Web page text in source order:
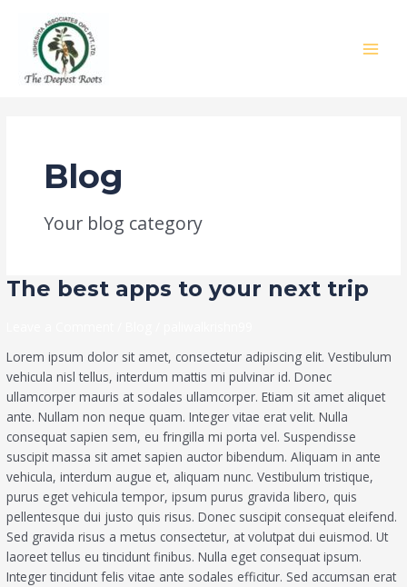
content
Blog
Your blog category
The best apps to your next trip
Lorem ipsum dolor sit amet, consectetur adipiscing elit. Vestibulum
vehicula nisl tellus, interdum mattis mi pulvinar id. Donec
ullamcorper mauris at sodales ullamcorper. Etiam sit amet aliquet
ante. Nullam non neque quam. Integer vitae erat velit. Nulla
consequat sapien sem, eu fringilla mi porta vel. Suspendisse
suscipit massa sit amet sapien auctor bibendum. Aliquam in ante
vehicula, interdum augue et, aliquam nunc. Vestibulum tristique,
purus eget vehicula tempor, ipsum purus gravida libero, quis
pellentesque dui justo quis risus. Donec suscipit consequat eleifend.
Sed gravida risus a metus consectetur, at volutpat dui euismod. Ut
laoreet tellus eu tincidunt finibus. Nulla eget consequat ipsum.
Integer tincidunt felis vitae ante sodales efficitur. Sed accumsan erat
The
your
next
trip
Hello
world!